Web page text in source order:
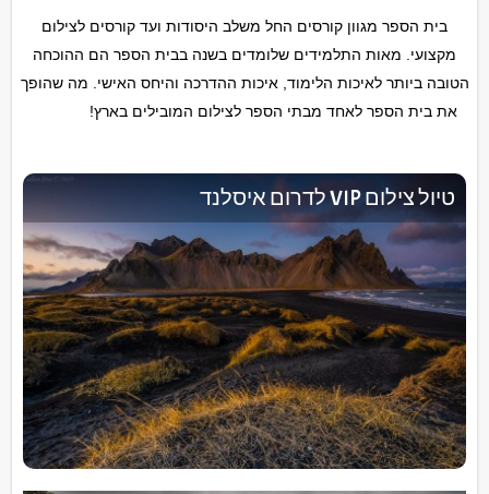
בית הספר מגוון קורסים החל משלב היסודות ועד קורסים לצילום
מקצועי. מאות התלמידים שלומדים בשנה בבית הספר הם ההוכחה
הטובה ביותר לאיכות הלימוד, איכות ההדרכה והיחס האישי. מה שהופך
את בית הספר לאחד מבתי הספר לצילום המובילים בארץ!
טיול צילום VIP לדרום איסלנד